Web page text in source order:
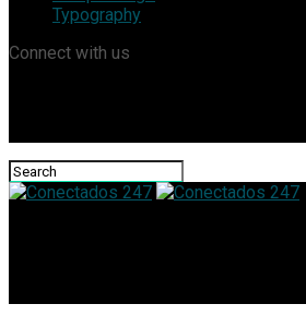
Typography
Connect with us